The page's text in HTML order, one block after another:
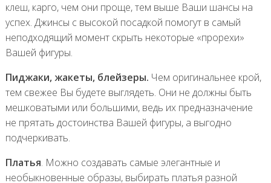
клеш, карго, чем они проще, тем выше Ваши шансы на
успех. Джинсы с высокой посадкой помогут в самый
неподходящий момент скрыть некоторые «прорехи»
Вашей фигуры.
Пиджаки, жакеты, блейзеры. Чем оригинальнее крой,
тем свежее Вы будете выглядеть. Они не должны быть
мешковатыми или большими, ведь их предназначение
не прятать достоинства Вашей фигуры, а выгодно
подчеркивать.
Платья. Можно создавать самые элегантные и
необыкновенные образы, выбирать платья разной